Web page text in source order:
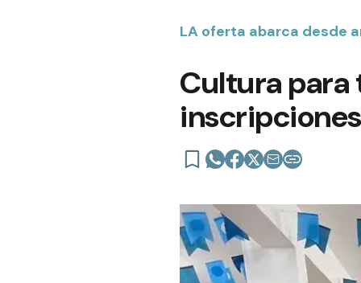
LA oferta abarca desde
Cultura para